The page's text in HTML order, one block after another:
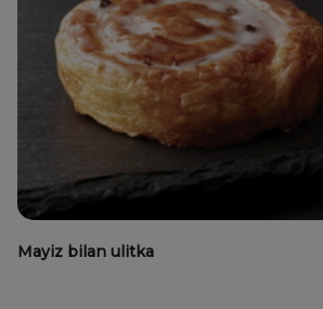
Mayiz bilan ulitka